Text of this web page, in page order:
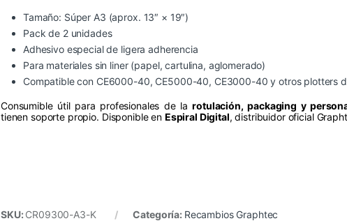
Tamaño: Súper A3 (aprox. 13″ × 19″)
Pack de 2 unidades
Adhesivo especial de ligera adherencia
Para materiales sin liner (papel, cartulina, aglomerado)
Compatible con CE6000-40, CE5000-40, CE3000-40 y otros plotters
Consumible útil para profesionales de larotulación, packaging y
tienen soporte propio. Disponible en Espiral Digital, distribuidor oficial
SKU: CR09300-A3-K Categoría: Recambios Graphtec